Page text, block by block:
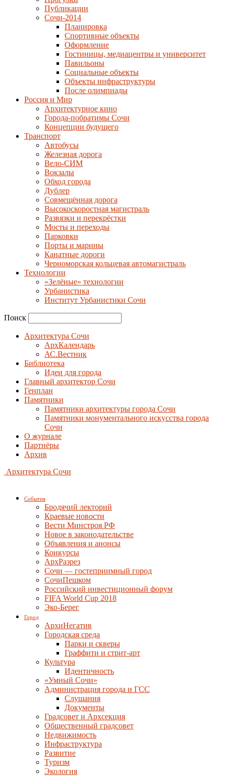
Публикации
Сочи-2014
Планировка
Спортивные объекты
Оформление
Гостиницы, медиацентры и университет
Павильоны
Социальные объекты
Объекты инфраструктуры
После олимпиады
Россия и Мир
Архитектурное кино
Города-побратимы Сочи
Концепции будущего
Транспорт
Автобусы
Железная дорога
Вело-СИМ
Вокзалы
Обход города
Дублер
Совмещённая дорога
Высокоскоростная магистраль
Развязки и перекрёстки
Мосты и переходы
Парковки
Порты и марины
Канатные дороги
Черноморская кольцевая автомагистраль
Технологии
«Зелёные» технологии
Урбанистика
Институт Урбанистики Сочи
Поиск
Архитектура Сочи
АрхКалендарь
АС.Вестник
Библиотека
Идеи для города
Главный архитектор Сочи
Генплан
Памятники
Памятники архитектуры города Сочи
Памятники монументального искусства города
Сочи
О журнале
Партнёры
Архив
Архитектура Сочи
События
Бродячий лекторий
Краевые новости
Вести Минстроя РФ
Новое в законодательстве
Объявления и анонсы
Конкурсы
АрхРазрез
Сочи — гостеприимный город
СочиПешком
Российский инвестиционный форум
FIFA World Cup 2018
Эко-Берег
Город
АрхиНегатив
Городская среда
Парки и скверы
Граффити и стрит-арт
Культура
Идентичность
«Умный Сочи»
Администрация города и ГСС
Слушания
Документы
Градсовет и Архсекция
Общественный градсовет
Недвижимость
Инфраструктура
Развитие
Туризм
Экология